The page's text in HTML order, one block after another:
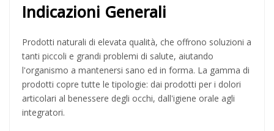
Indicazioni Generali
Prodotti naturali di elevata qualità, che offrono soluzioni a
tanti piccoli e grandi problemi di salute, aiutando
l'organismo a mantenersi sano ed in forma. La gamma di
prodotti copre tutte le tipologie: dai prodotti per i dolori
articolari al benessere degli occhi, dall'igiene orale agli
integratori.